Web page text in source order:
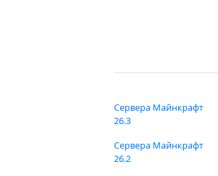
Сервера Майнкрафт
26.3
Сервера Майнкрафт
26.2